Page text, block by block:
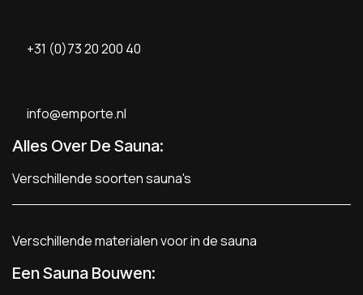
+31 (0)73 20 200 40
info@emporte.nl
Alles Over De Sauna:
Verschillende soorten sauna's
Verschillende materialen voor in de sauna
Een Sauna Bouwen: